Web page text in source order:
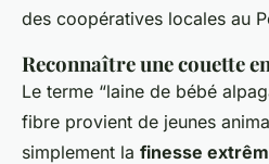
des coopératives locales au
Reconnaître une couette
Le terme “laine de bébé
fibre provient de jeunes
simplement la finesse